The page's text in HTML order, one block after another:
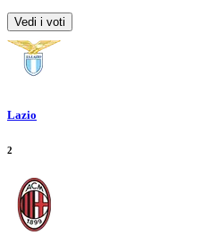
Vedi i voti
Lazio
2